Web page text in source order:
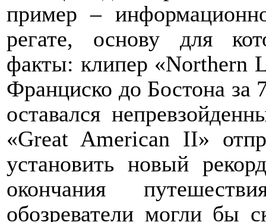
пример –
регате, основу для
факты: клипер «Northern
Франциско до Бостона за
оставался
«Great American II»
установить новый
окончания
обозреватели могли бы